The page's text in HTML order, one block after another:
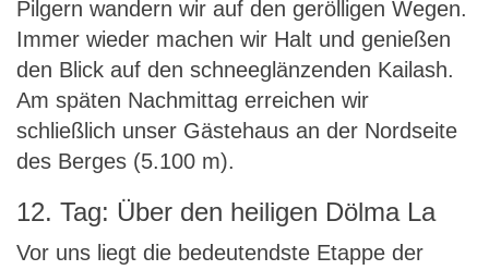
Pilgern wandern wir auf den gerölligen Wegen.
Immer wieder machen wir Halt und genießen
den Blick auf den schneeglänzenden Kailash.
Am späten Nachmittag erreichen wir
schließlich unser Gästehaus an der Nordseite
des Berges (5.100 m).
12. Tag: Über den heiligen Dölma La
Vor uns liegt die bedeutendste Etappe der